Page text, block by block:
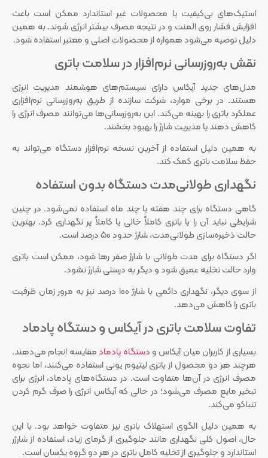
استیک‌های بی‌کیفیت یا محصولات غیر استاندارد ممکن است باعث
افزایش فشار روی المنت و در نتیجه مصرف بیشتر انرژی شوند. به همین
دلیل توصیه می‌شود همواره از محصولات اصلی و معتبر استفاده شود.
نقش به‌روزرسانی نرم‌افزار در سلامت باتری
مدل‌های جدید آیکاس دارای سیستم‌های هوشمند مدیریت انرژی
هستند. در برخی موارد، شرکت سازنده از طریق به‌روزرسانی نرم‌افزاری
عملکرد باتری را بهینه می‌کند. این به‌روزرسانی‌ها می‌توانند مصرف انرژی را
کاهش دهند یا مدیریت شارژ را بهبود بخشند.
به همین دلیل استفاده از آخرین نسخه نرم‌افزار دستگاه می‌تواند به
حفظ سلامت باتری کمک کند.
نگهداری طولانی‌مدت دستگاه بدون استفاده
گاهی دستگاه برای چند هفته یا چند ماه استفاده نمی‌شود. در چنین
شرایطی نباید آن را با باتری کاملاً خالی یا کاملاً پر نگهداری کرد. بهترین
حالت ذخیره‌سازی طولانی‌مدت، شارژ حدود 50 درصد است.
اگر دستگاه برای مدت طولانی با شارژ صفر رها شود، ممکن است باتری
وارد حالت تخلیه عمیق شود و دیگر به درستی شارژ نشود.
از سوی دیگر، نگهداری دائمی با شارژ 100 درصد نیز به مرور زمان ظرفیت
باتری را کاهش می‌دهد.
تفاوت سلامت باتری در آیکاس و دستگاه پادماد
بسیاری از کاربران میان آیکاس و دستگاه پادماد مقایسه انجام می‌دهند.
هرچند هر دو محصول از باتری لیتیوم یونی استفاده می‌کنند، اما نحوه
مصرف انرژی در آن‌ها متفاوت است. در دستگاه‌های پادماد، انرژی برای
تبخیر مایع مصرف می‌شود؛ در حالی که آیکاس انرژی را صرف گرم کردن
تنباکو می‌کند.
به همین دلیل الگوی استهلاک باتری نیز متفاوت خواهد بود. با این
حال، اصول کلی نگهداری مانند جلوگیری از گرمای زیاد، استفاده از شارژر
استاندارد و جلوگیری از تخلیه کامل باتری در هر دو گروه یکسان است.